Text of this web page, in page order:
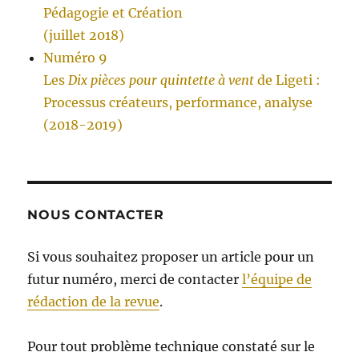
Pédagogie et Création
(juillet 2018)
Numéro 9
LesDix pièces pour quintette à vent de Ligeti :
Processus créateurs, performance, analyse
(2018-2019)
NOUS CONTACTER
Si vous souhaitez proposer un article pour un
futur numéro, merci de contacterl’équipe de
rédaction de la revue.
Pour tout problème technique constaté sur le